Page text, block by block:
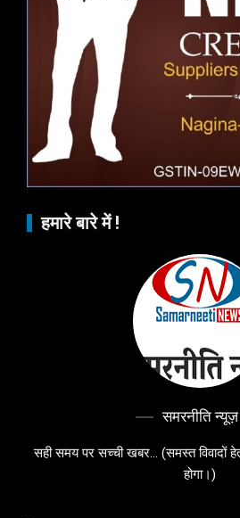
हमारे बारे में !
समरनीति न्यूज़
सही समय पर सच्ची खबर... (समस्त विवादों हेतू
होगा।)